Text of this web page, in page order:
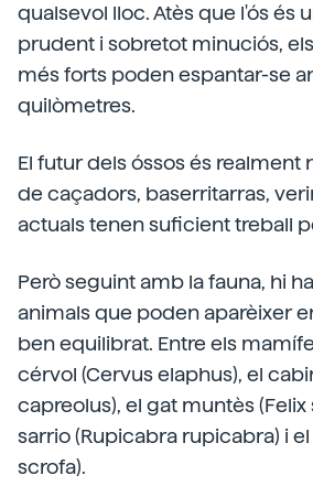
qualsevol lloc. Atès que l'ós és
prudent i sobretot minuciós,
més forts poden espantar-se
quilòmetres.
El futur dels óssos és realment
de caçadors, baserritarras,
actuals tenen suficient treball
Però seguint amb la fauna, hi
animals que poden aparèixer
ben equilibrat. Entre els
cérvol (Cervus elaphus), el
capreolus), el gat muntès (Felix
sarrio (Rupicabra rupicabra) i el
scrofa).